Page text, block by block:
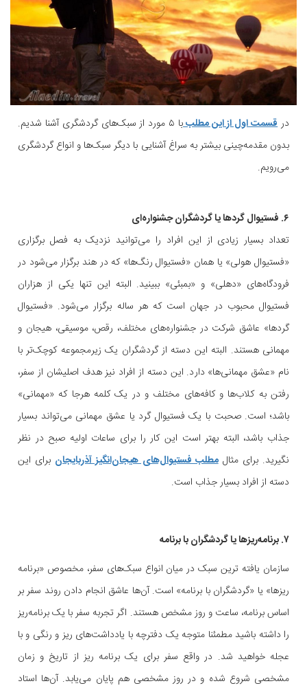
درقسمت اول از این مطلب
با ۵ مورد از سبک‌های گردشگری آشنا شدیم.
بدون مقدمه‌چینی بیشتر به سراغ آشنایی با دیگر سبک‌ها و انواع گردشگری
می‌رویم.
۶. فستیوال گردها یا گردشگران جشنواره‌ای
تعداد بسیار زیادی از این افراد را می‌توانید نزدیک به فصل‌ برگزاری
«فستیوال هولی» یا همان «فستیوال رنگ‌ها» که در هند برگزار می‌شود در
فرودگاه‌های «دهلی» و «بمبئی» ببینید. البته این تنها یکی از هزاران
فستیوال محبوب در جهان است که هر ساله برگزار می‌شود. «فستیوال
گردها» عاشق شرکت در جشنواره‌های مختلف، رقص، موسیقی، هیجان و
مهمانی هستند. البته این دسته از گردشگران یک زیرمجموعه کوچک‌تر با
نام «عشق مهمانی‌ها» دارد. این دسته از افراد نیز هدف اصلیشان از سفر،
رفتن به کلاب‌ها و کافه‌های مختلف و در یک کلمه هرجا که «مهمانی»
باشد؛ است. صحبت با یک فستیوال گرد یا عشق مهمانی می‌تواند بسیار
جذاب باشد، البته بهتر است این کار را برای ساعات اولیه صبح در نظر
نگیرید. برای مثالمطلب فستیوال‌های هیجان‌انگیز آذربایجان برای این
دسته از افراد بسیار جذاب است.
۷. برنامه‌ریزها یا گردشگران با برنامه
سازمان یافته ترین سبک در میان انواع سبک‌های سفر، مخصوص «برنامه
ریزها» یا «گردشگران با برنامه» است. آن‌ها عاشق انجام دادن روند سفر بر
اساس برنامه، ساعت و روز مشخص هستند. اگر تجربه سفر با یک برنامه‌ریز
را داشته باشید مطمئنا متوجه یک دفترچه با یادداشت‌های ریز و رنگی و با
عجله خواهید شد. در واقع سفر برای یک برنامه ریز از تاریخ و زمان
مشخصی شروع شده و در روز مشخصی هم پایان می‌یابد. آن‌ها استاد